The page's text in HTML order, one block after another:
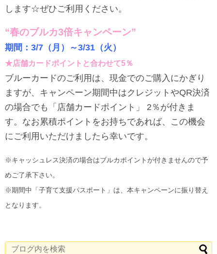
します☆ぜひご利用ください。
“春のブルカ3倍キャンペーン”
期間：3/7（月）～3/31（火）
★店舗カードポイントと合わせて5％
ブルーカードのご利用は、現金でのご購入にかぎり
ますが、キャンペーン期間中はクレジットやQR決済
の場合でも「店舗カードポイント」 2％が付きま
す。なお累積ポイントをお持ちであれば、この機会
にご利用いただけましたら幸いです。
※キャッシュレス決済の場合はブルカポイントが付きませんので予
めご了承下さい。
※期間中「子育て支援パスポート」は、本キャンペーンに振り替え
となります。